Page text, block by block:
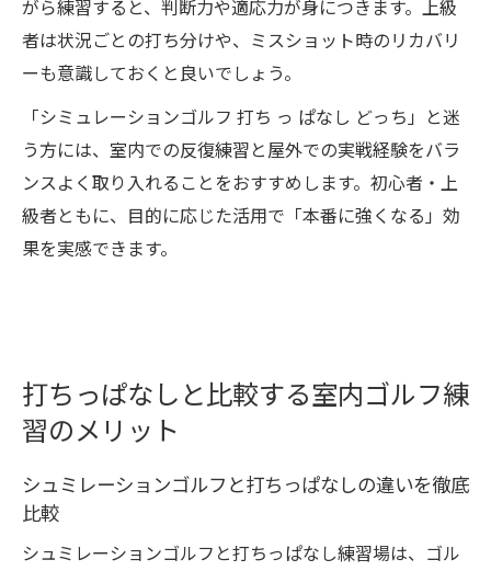
がら練習すると、判断力や適応力が身につきます。上級
者は状況ごとの打ち分けや、ミスショット時のリカバリ
ーも意識しておくと良いでしょう。
「シミュレーションゴルフ 打ち っ ぱなし どっち」と迷
う方には、室内での反復練習と屋外での実戦経験をバラ
ンスよく取り入れることをおすすめします。初心者・上
級者ともに、目的に応じた活用で「本番に強くなる」効
果を実感できます。
打ちっぱなしと比較する室内ゴルフ練
習のメリット
シュミレーションゴルフと打ちっぱなしの違いを徹底
比較
シュミレーションゴルフと打ちっぱなし練習場は、ゴル